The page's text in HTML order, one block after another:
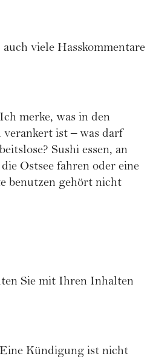
viele Hasskommentare
Ich merke, was in den
ist – was darf
Sushi essen, an
Ostsee fahren oder eine
benutzen gehört nicht
Sie mit Ihren Inhalten
Eine Kündigung ist nicht